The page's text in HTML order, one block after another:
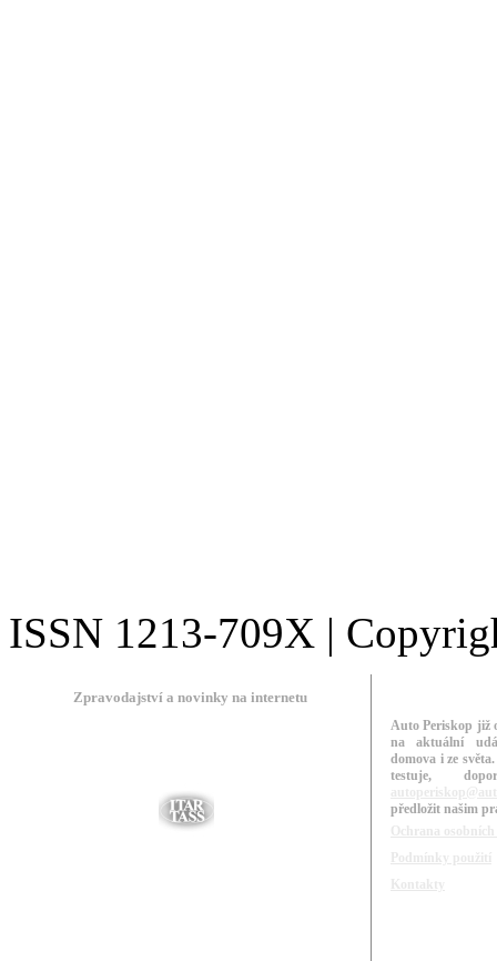
ISSN 1213-709X |
Zpravodajství a novinky na internetu
Auto Periskop již
na aktuální
domova i ze
testuje,
předložit našim